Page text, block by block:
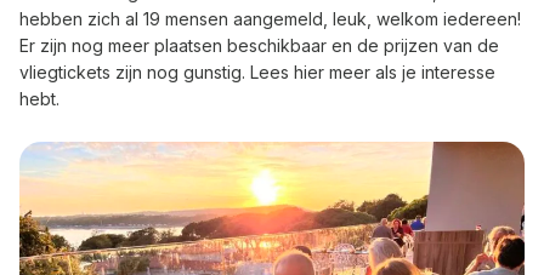
hebben zich al 19 mensen aangemeld, leuk, welkom iedereen!
Er zijn nog meer plaatsen beschikbaar en de prijzen van de
vliegtickets zijn nog gunstig. Lees hier meer als je interesse
hebt.